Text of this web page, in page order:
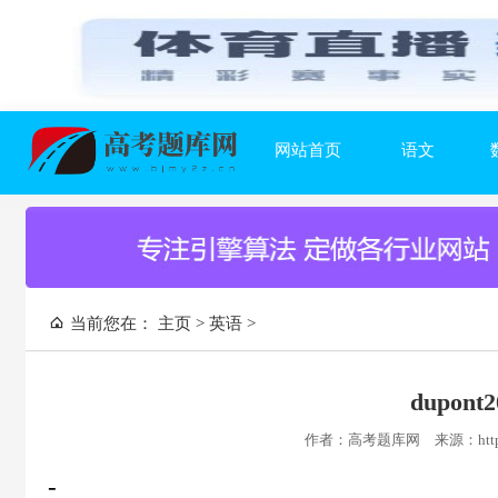
网站首页 语文
当前您在： 主页 > 英语 >
作者：高考题库网 来源：
-